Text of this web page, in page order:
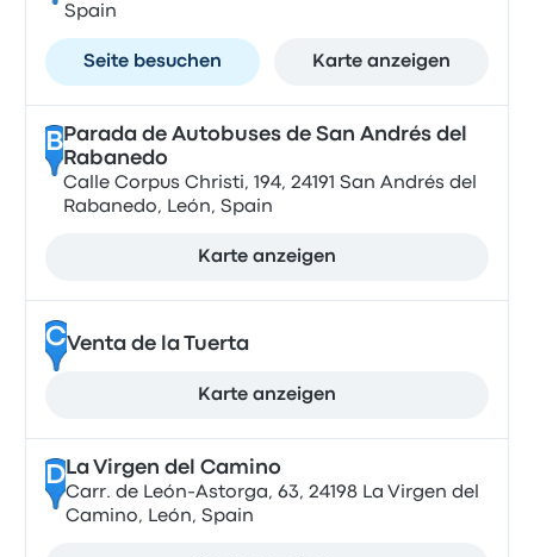
Spain
Seite besuchen Karte anzeigen
B Parada de Autobuses de San Andrés del
Rabanedo
Calle Corpus Christi, 194, 24191 San Andrés del
Rabanedo, León, Spain
Karte anzeigen
CVenta de la Tuerta
Karte anzeigen
DLa Virgen del Camino
Carr. de León-Astorga, 63, 24198 La Virgen del
Camino, León, Spain